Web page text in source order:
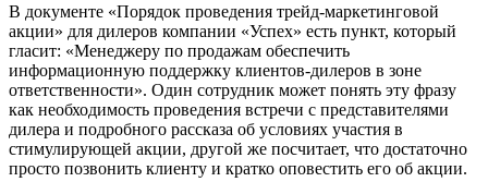
В документе «Порядок проведения трейд-маркетинговой
акции» для дилеров компании «Успех» есть пункт, который
гласит: «Менеджеру по продажам обеспечить
информационную поддержку клиентов-дилеров в зоне
ответственности». Один сотрудник может понять эту фразу
как необходимость проведения встречи с представителями
дилера и подробного рассказа об условиях участия в
стимулирующей акции, другой же посчитает, что достаточно
просто позвонить клиенту и кратко оповестить его об акции.